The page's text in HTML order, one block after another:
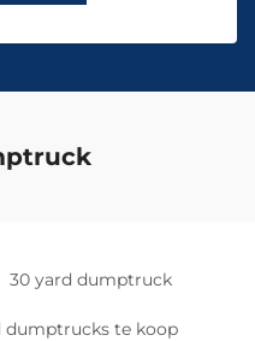
30 yard dumptruck
dumptrucks te koop